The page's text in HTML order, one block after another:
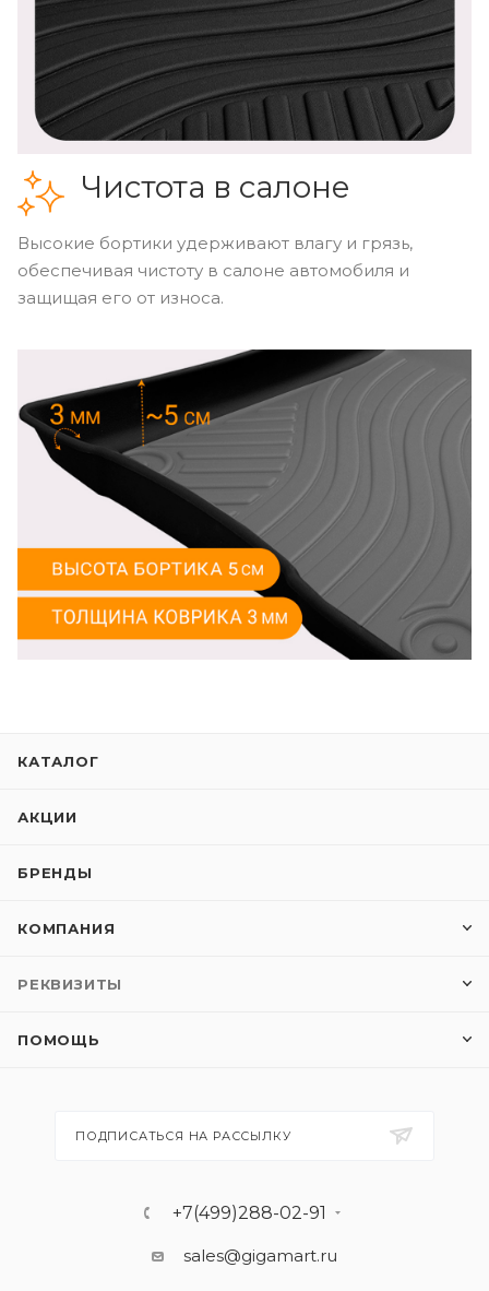
Чистота в салоне
Высокие бортики удерживают влагу и грязь,
обеспечивая чистоту в салоне автомобиля и
защищая его от износа.
КАТАЛОГ
АКЦИИ
БРЕНДЫ
КОМПАНИЯ
РЕКВИЗИТЫ
ПОМОЩЬ
ПОДПИСАТЬСЯ НА РАССЫЛКУ
+7(499)288-02-91
sales@gigamart.ru